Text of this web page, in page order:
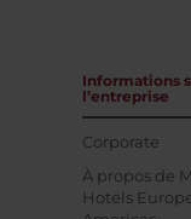
Informations
l’entreprise
Corporate
À propos de
Hotels